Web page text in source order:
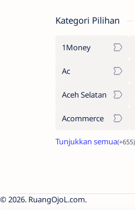
Kategori Pilihan
1Money
Ac
Aceh Selatan
Acommerce
2026. RuangOjoL.com.